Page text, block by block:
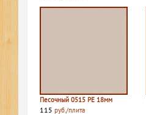
Песочный 0515 PE 18мм
115 руб./плита